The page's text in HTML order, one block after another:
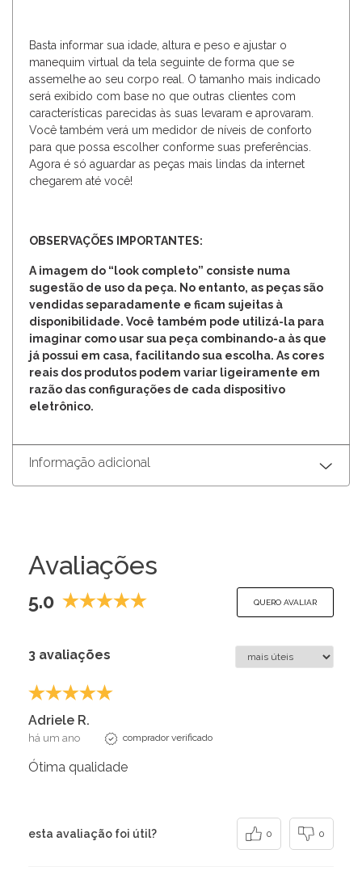
Basta informar sua idade, altura e peso e ajustar o
manequim virtual da tela seguinte de forma que se
assemelhe ao seu corpo real. O tamanho mais indicado
será exibido com base no que outras clientes com
características parecidas às suas levaram e aprovaram.
Você também verá um medidor de níveis de conforto
para que possa escolher conforme suas preferências.
Agora é só aguardar as peças mais lindas da internet
chegarem até você!
OBSERVAÇÕES IMPORTANTES:
A imagem do “look completo” consiste numa
sugestão de uso da peça. No entanto, as peças são
vendidas separadamente e ficam sujeitas à
disponibilidade. Você também pode utilizá-la para
imaginar como usar sua peça combinando-a às que
já possui em casa, facilitando sua escolha. As cores
reais dos produtos podem variar ligeiramente em
razão das configurações de cada dispositivo
eletrônico.
Informação adicional
Avaliações
5.0 QUERO AVALIAR
3 avaliações
Adriele R.
há um ano comprador verificado
Ótima qualidade
esta avaliação foi útil? 0 0